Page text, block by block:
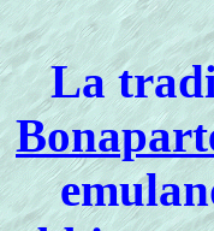
La